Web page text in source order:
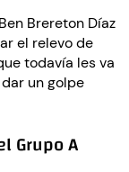
Brereton Díaz
el relevo de
todavía les va
un golpe
Grupo A